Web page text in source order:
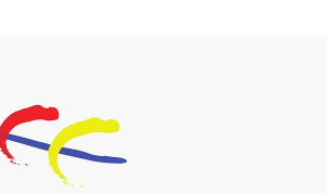
猛龍長跑隊恆常練習 - 7月23日
（19:00開始）
猛龍長跑隊恆常練習 - 7月16日